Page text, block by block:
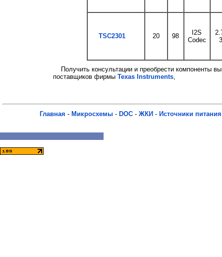
TSC2301 20 98
I2S
Codec
Получить консультации и преобрести компоненты
поставщиков фирмы Texas Instruments,
Главная - Микросхемы - DOC - ЖКИ - Источники питания